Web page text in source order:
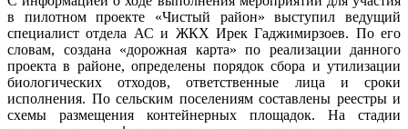
в пилотном проекте «Чистый район» выступил ведущий
специалист отдела АС и ЖКХ Ирек Гаджимирзоев. По его
словам, создана «дорожная карта» по реализации данного
проекта в районе, определены порядок сбора и утилизации
биологических отходов, ответственные лица и сроки
исполнения. По сельским поселениям составлены реестры и
схемы размещения контейнерных площадок. На стадии